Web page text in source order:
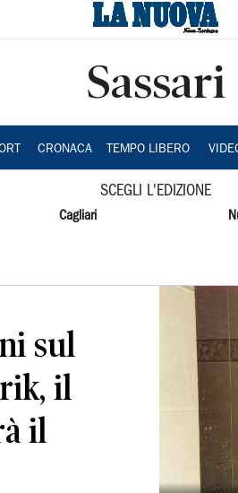
Sassari
CRONACA TEMPO LIBERO
SCEGLI L'EDIZIONE
Cagliari
sul
il
il